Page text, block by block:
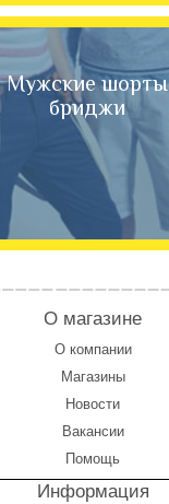
Мужские шорты
бриджи
О магазине
О компании
Магазины
Новости
Вакансии
Помощь
Информация